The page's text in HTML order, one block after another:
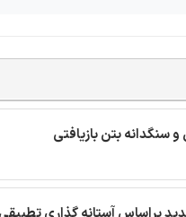
و سنگدانه بتن بازیافتی